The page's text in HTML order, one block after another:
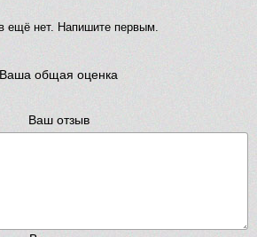
ещё нет. Напишите первым.
Ваша общая оценка
Ваш отзыв